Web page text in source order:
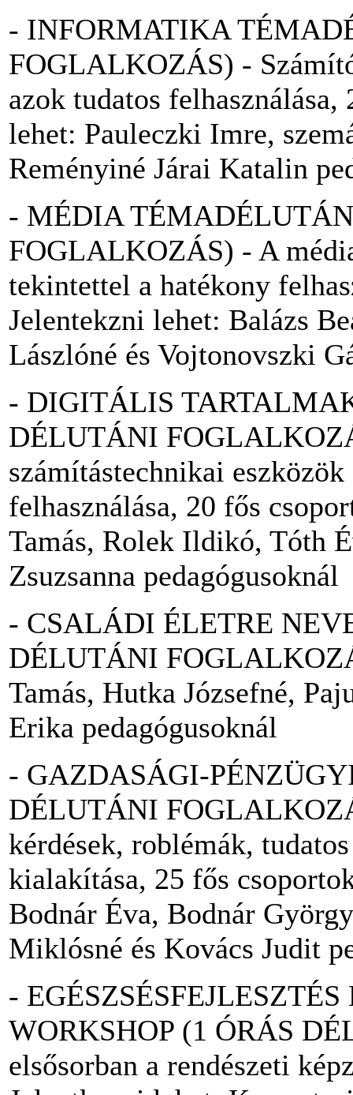
- INFORMATIKA
FOGLALKOZÁS) -
azok tudatos
lehet: Pauleczki Imre,
Reményiné Járai Katalin
- MÉDIA
FOGLALKOZÁS) - A
tekintettel a hatékony
Jelentekzni lehet: Balázs
Lászlóné és Vojtonovszki
- DIGITÁLIS
DÉLUTÁNI
számítástechnikai
felhasználása, 20 fős
Tamás, Rolek Ildikó, Tóth
Zsuzsanna pedagógusoknál
- CSALÁDI ÉLETRE
DÉLUTÁNI
Tamás, Hutka Józsefné,
Erika pedagógusoknál
- GAZDASÁGI-
DÉLUTÁNI
kérdések, roblémák,
kialakítása, 25 fős
Bodnár Éva, Bodnár
Miklósné és Kovács Judit
-
WORKSHOP (1 ÓRÁS
elsősorban a rendészeti